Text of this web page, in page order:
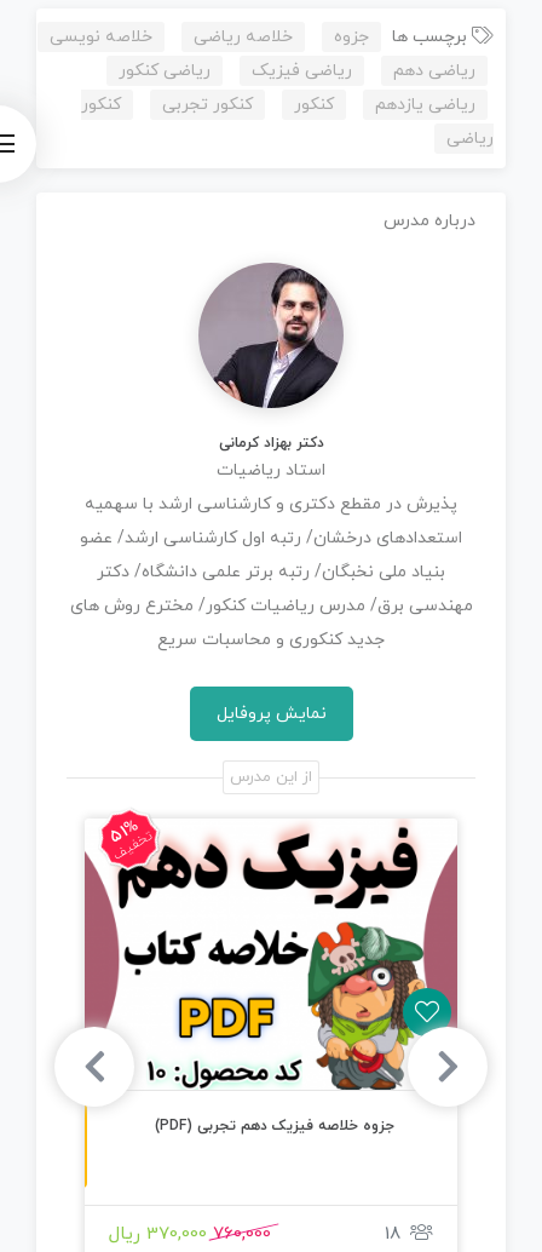
برچسب ها جزوه خلاصه ریاضی
خلاصه نویسی
ریاضی دهم
ریاضی فیزیک
ریاضی کنکور
ریاضی یازدهم
کنکور کنکور تجربی
کنکور
ریاضی
درباره مدرس
دکتر بهزاد کرمانی
استاد ریاضیات
پذیرش در مقطع دکتری و کارشناسی ارشد با سهمیه
استعدادهای درخشان/ رتبه اول کارشناسی ارشد/ عضو
بنیاد ملی نخبگان/ رتبه برتر علمی دانشگاه/ دکتر
مهندسی برق/ مدرس ریاضیات کنکور/ مخترع روش های
جدید کنکوری و محاسبات سریع
نمایش پروفایل
از این مدرس
51%
تخفیف
جزوه خلاصه فیزیک دهم تجربی (PDF)
18
760,000 370,000 ریال